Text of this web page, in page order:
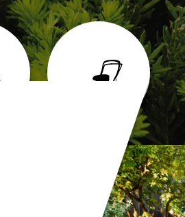
TONTE ET RÉFECTION
DE PELOUSE 65